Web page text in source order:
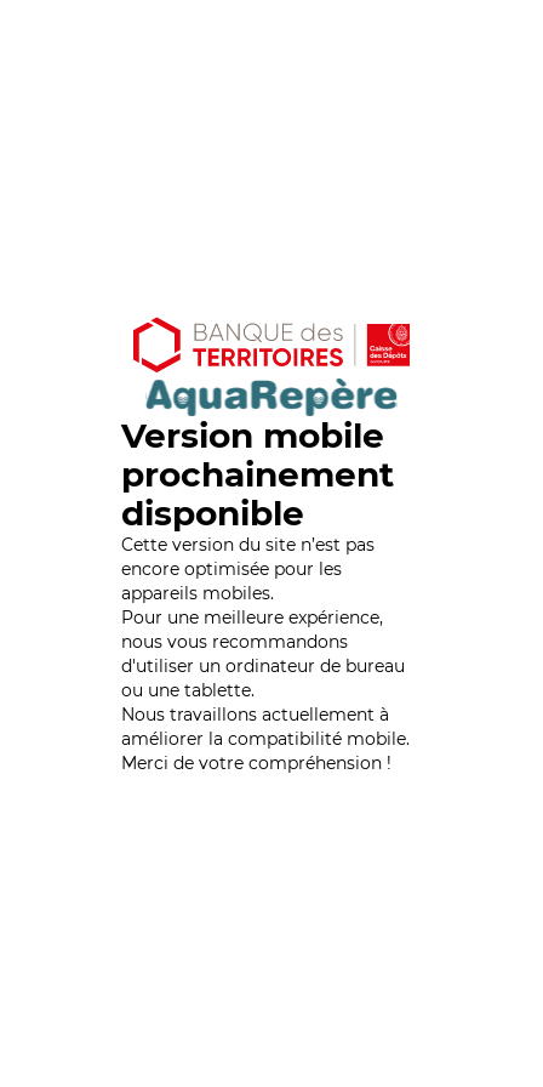
Version mobile
prochainement
disponible
Cette version du site n’est pas
encore optimisée pour les
appareils mobiles.
Pour une meilleure expérience,
nous vous recommandons
d'utiliser un ordinateur de bureau
ou une tablette.
Nous travaillons actuellement à
améliorer la compatibilité mobile.
Merci de votre compréhension !